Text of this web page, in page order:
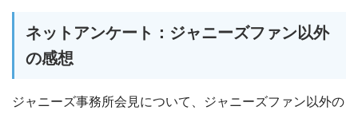
ネットアンケート：ジャニーズファン以外
の感想
ジャニーズ事務所会見について、ジャニーズファン以外の